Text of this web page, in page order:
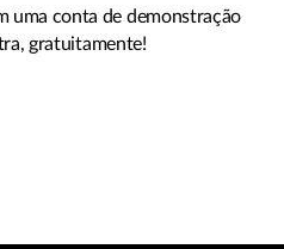
uma conta de demonstração
gratuitamente!